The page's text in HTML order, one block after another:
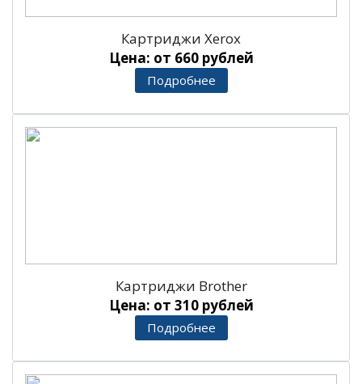
Картриджи Xerox
Цена: от 660 рублей
Подробнее
Картриджи Brother
Цена: от 310 рублей
Подробнее